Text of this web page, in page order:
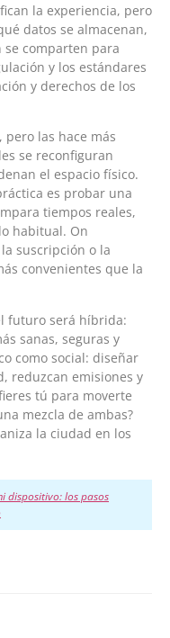
la experiencia, pero
datos se almacenan,
comparten para
y los estándares
y derechos de los
pero las hace más
se reconfiguran
el espacio físico.
es probar una
tiempos reales,
habitual. On
suscripción o la
convenientes que la
futuro será híbrida:
sanas, seguras y
como social: diseñar
reduzcan emisiones y
tú para moverte
mezcla de ambas?
la ciudad en los
dispositivo: los pasos